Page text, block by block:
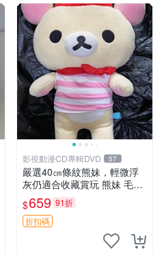
影視動漫CD專輯DVD 57
嚴選40㎝條紋熊妹，輕微浮
灰仍適合收藏賞玩 熊妹 毛絨
玩具 浮雕熊
$659 91折
折扣碼